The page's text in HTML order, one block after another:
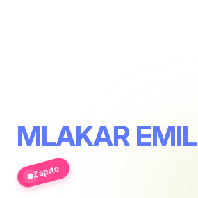
MLAKAR
Zaprto